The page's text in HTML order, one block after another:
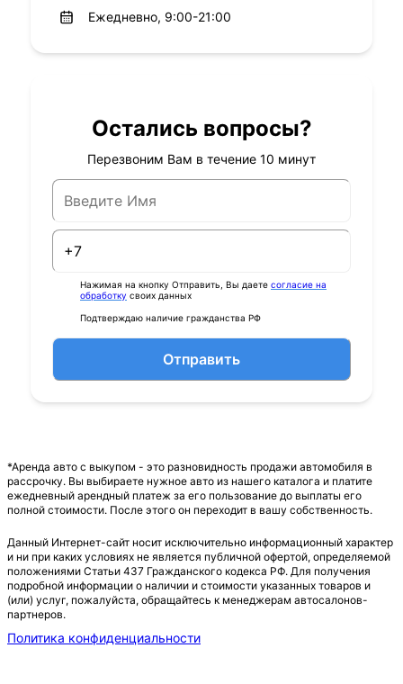
Ежедневно, 9:00-21:00
Остались вопросы?
Перезвоним Вам в течение 10 минут
Нажимая на кнопку Отправить, Вы даете согласие на
обработку своих данных
Подтверждаю наличие гражданства РФ
Отправить
*Аренда авто с выкупом - это разновидность продажи автомобиля в
рассрочку. Вы выбираете нужное авто из нашего каталога и платите
ежедневный арендный платеж за его пользование до выплаты его
полной стоимости. После этого он переходит в вашу собственность.
Данный Интернет-сайт носит исключительно информационный характер
и ни при каких условиях не является публичной офертой, определяемой
положениями Статьи 437 Гражданского кодекса РФ. Для получения
подробной информации о наличии и стоимости указанных товаров и
(или) услуг, пожалуйста, обращайтесь к менеджерам автосалонов-
партнеров.
Политика конфиденциальности